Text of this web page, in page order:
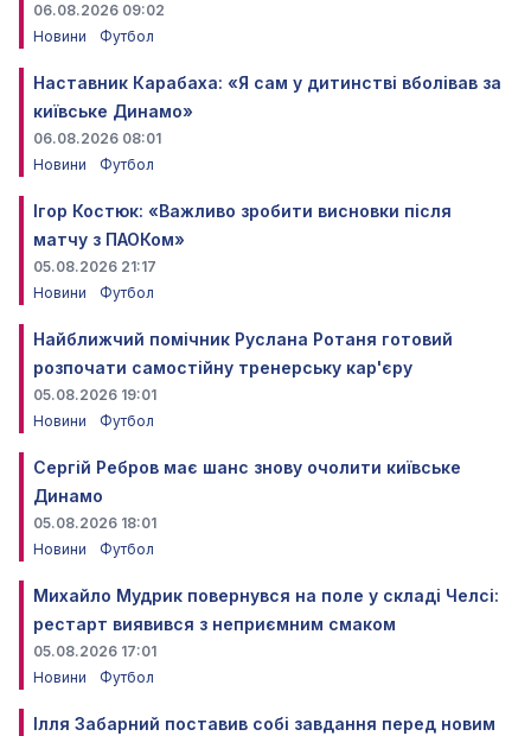
06.08.2026 09:02
Новини
Футбол
Наставник Карабаха: «Я сам у дитинстві вболівав за
київське Динамо»
06.08.2026 08:01
Новини
Футбол
Ігор Костюк: «Важливо зробити висновки після
матчу з ПАОКом»
05.08.2026 21:17
Новини
Футбол
Найближчий помічник Руслана Ротаня готовий
розпочати самостійну тренерську кар'єру
05.08.2026 19:01
Новини
Футбол
Сергій Ребров має шанс знову очолити київське
Динамо
05.08.2026 18:01
Новини
Футбол
Михайло Мудрик повернувся на поле у складі Челсі:
рестарт виявився з неприємним смаком
05.08.2026 17:01
Новини
Футбол
Ілля Забарний поставив собі завдання перед новим